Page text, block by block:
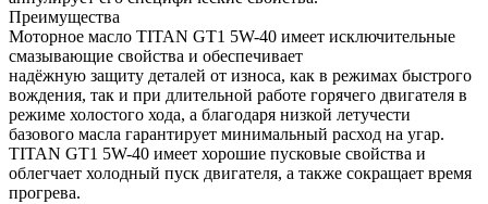
Преимущества
Моторное масло TITAN GT1 5W-40 имеет исключительные
смазывающие свойства и обеспечивает
надёжную защиту деталей от износа, как в режимах быстрого
вождения, так и при длительной работе горячего двигателя в
режиме холостого хода, а благодаря низкой летучести
базового масла гарантирует минимальный расход на угар.
TITAN GT1 5W-40 имеет хорошие пусковые свойства и
облегчает холодный пуск двигателя, а также сокращает время
прогрева.